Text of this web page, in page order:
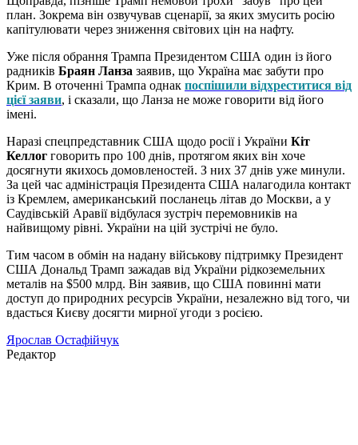
план. Зокрема він озвучував сценарії, за яких змусить росію
капітулювати через зниження світових цін на нафту.
Уже після обрання Трампа Президентом США один із його
радників Браян Ланза заявив, що Україна має забути про
Крим. В оточенні Трампа однак поспішили відхреститися від
цієї заяви, і сказали, що Ланза не може говорити від його
імені.
Наразі спецпредставник США щодо росії і України Кіт
Келлог говорить про 100 днів, протягом яких він хоче
досягнути якихось домовленостей. З них 37 днів уже минули.
За цей час адміністрація Президента США налагодила контакт
із Кремлем, американський посланець літав до Москви, а у
Саудівській Аравії відбулася зустріч перемовників на
найвищому рівні. України на цій зустрічі не було.
Тим часом в обмін на надану військову підтримку Президент
США Дональд Трамп зажадав від України рідкоземельних
металів на $500 млрд. Він заявив, що США повинні мати
доступ до природних ресурсів України, незалежно від того, чи
вдасться Києву досягти мирної угоди з росією.
Ярослав Остафійчук
Редактор